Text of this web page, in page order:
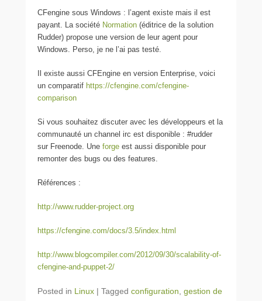
CFengine sous Windows : l’agent existe mais il est
payant. La société Normation (éditrice de la solution
Rudder) propose une version de leur agent pour
Windows. Perso, je ne l’ai pas testé.
Il existe aussi CFEngine en version Enterprise, voici
un comparatif https://cfengine.com/cfengine-
comparison
Si vous souhaitez discuter avec les développeurs et la
communauté un channel irc est disponible : #rudder
sur Freenode. Une forge est aussi disponible pour
remonter des bugs ou des features.
Références :
http://www.rudder-project.org
https://cfengine.com/docs/3.5/index.html
http://www.blogcompiler.com/2012/09/30/scalability-of-
cfengine-and-puppet-2/
Posted in Linux | Tagged configuration gestion de